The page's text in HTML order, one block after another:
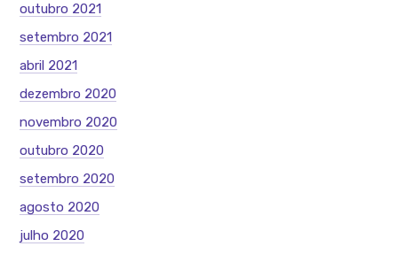
outubro 2021
setembro 2021
abril 2021
dezembro 2020
novembro 2020
outubro 2020
setembro 2020
agosto 2020
julho 2020